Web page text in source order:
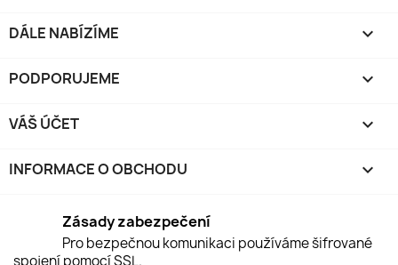
DÁLE NABÍZÍME 
PODPORUJEME 
VÁŠ ÚČET 
INFORMACE O OBCHODU keyboard_arrow_down
Zásady zabezpečení
Pro bezpečnou komunikaci používáme šifrované
spojení pomocí SSL.